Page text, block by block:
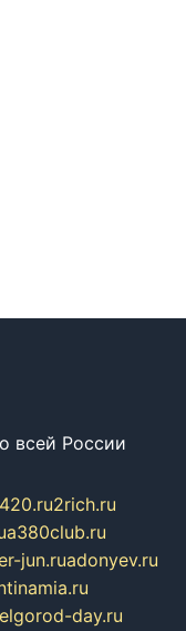
всей России
2rich.ru
a380club.ru
jun.ruadonyev.ru
day.ru